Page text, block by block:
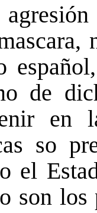
de
en
so
el
son